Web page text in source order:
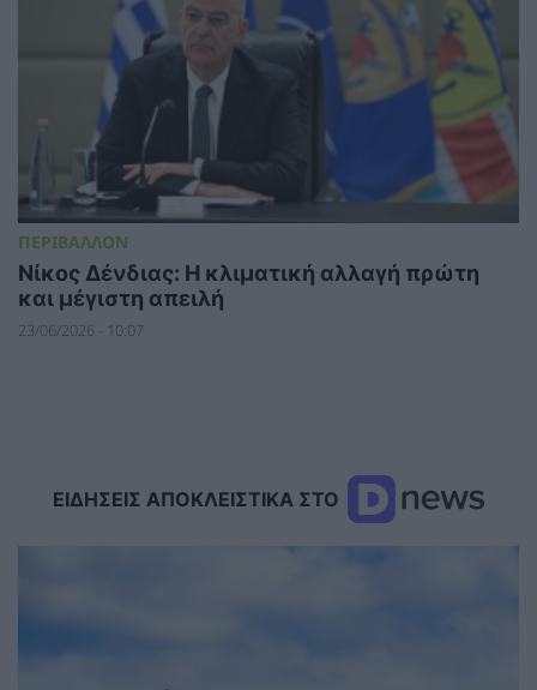
ΠΕΡΙΒΑΛΛΟΝ
Νίκος Δένδιας: Η κλιματική αλλαγή πρώτη
και μέγιστη απειλή
23/06/2026 - 10:07
ΕΙΔΗΣΕΙΣ ΑΠΟΚΛΕΙΣΤΙΚΑ ΣΤΟ